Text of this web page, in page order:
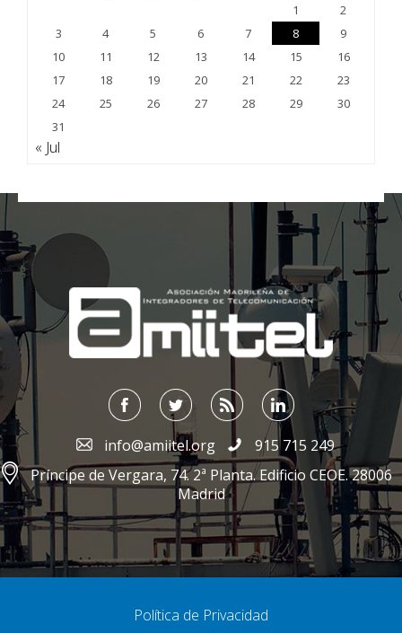
1
2
3
4 5 6 7 8
9
10
11 12 13 14 15
16
17
18 19 20 21 22
23
24
25 26 27 28 29
30
31
« Jul
;
info@amiitel.org
915 715 249
Príncipe de Vergara, 74. 2ª Planta. Edificio CEOE. 28006
Madrid
Política de Privacidad